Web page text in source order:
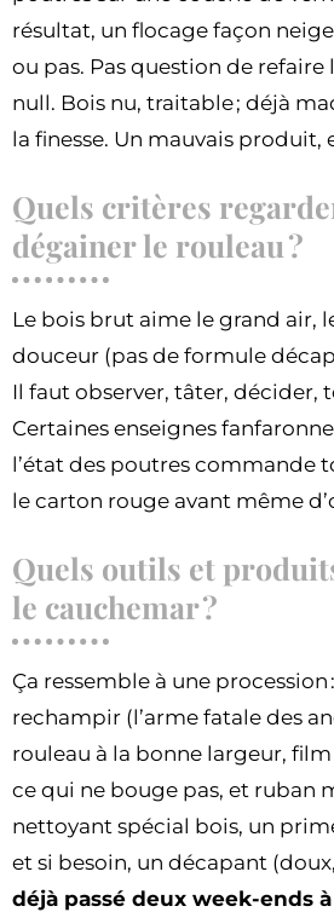
résultat, un flocage façon
ou pas. Pas question de
null. Bois nu, traitable ; déjà
la finesse. Un mauvais produit,
Quels critères
dégainer le rouleau ?
Le bois brut aime le grand air,
douceur (pas de formule
Il faut observer, tâter, décider,
Certaines enseignes
l’état des poutres commande
le carton rouge avant même
Quels outils et
le cauchemar ?
Ça ressemble à une procession
rechampir (l’arme fatale des
rouleau à la bonne largeur,
ce qui ne bouge pas, et ruban
nettoyant spécial bois, un
et si besoin, un décapant
déjà passé deux week-ends